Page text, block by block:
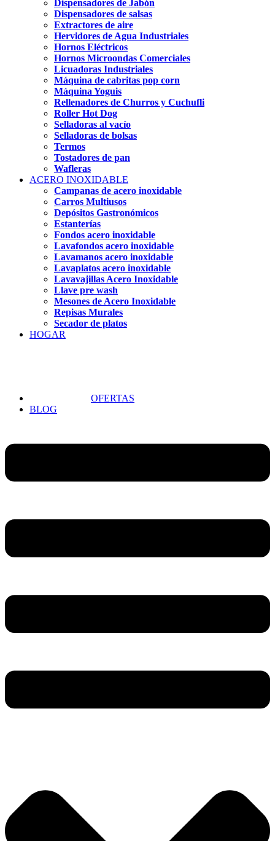
Dispensadores de Jabón
Dispensadores de salsas
Extractores de aire
Hervidores de Agua Industriales
Hornos Eléctricos
Hornos Microondas Comerciales
Licuadoras Industriales
Máquina de cabritas pop corn
Máquina Yoguis
Rellenadores de Churros y Cuchufli
Roller Hot Dog
Selladoras al vacío
Selladoras de bolsas
Termos
Tostadores de pan
Wafleras
ACERO INOXIDABLE
Campanas de acero inoxidable
Carros Multiusos
Depósitos Gastronómicos
Estanterías
Fondos acero inoxidable
Lavafondos acero inoxidable
Lavamanos acero inoxidable
Lavaplatos acero inoxidable
Lavavajillas Acero Inoxidable
Llave pre wash
Mesones de Acero Inoxidable
Repisas Murales
Secador de platos
HOGAR
OFERTAS
BLOG